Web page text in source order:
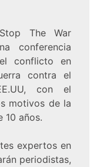
The War
conferencia
conflicto en
contra el
con el
motivos de la
10 años.
expertos en
periodistas,